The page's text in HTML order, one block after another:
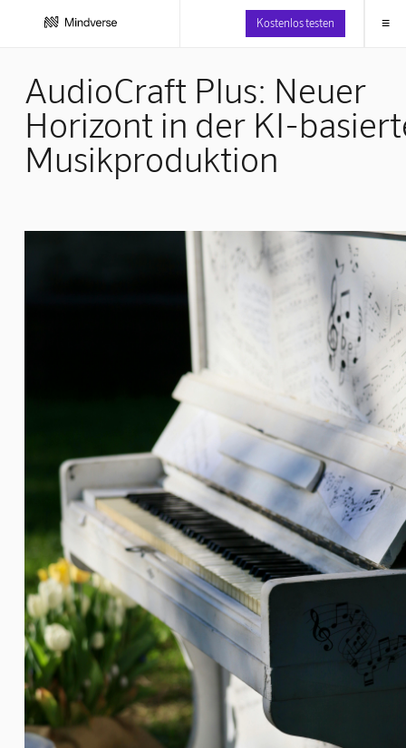
Kostenlos testen ≡
AudioCraft Plus: Neuer
Horizont in der KI-
Musikproduktion